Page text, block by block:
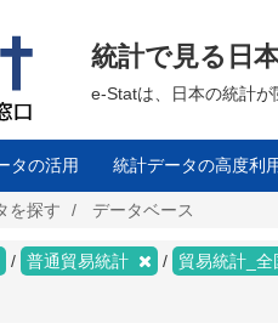
統計で見る日
e-Statは、日本の統計
タの活用 統計データの高度利
を探す データベース
普通貿易統計 貿易統計_全